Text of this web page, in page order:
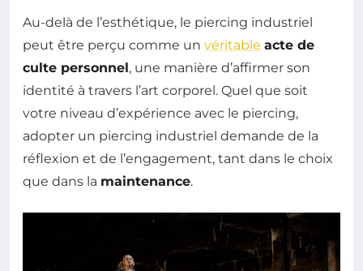
Au-delà de l’esthétique, le piercing industriel
peut être perçu comme un véritable acte de
culte personnel, une manière d’affirmer son
identité à travers l’art corporel. Quel que soit
votre niveau d’expérience avec le piercing,
adopter un piercing industriel demande de la
réflexion et de l’engagement, tant dans le choix
que dans la maintenance.